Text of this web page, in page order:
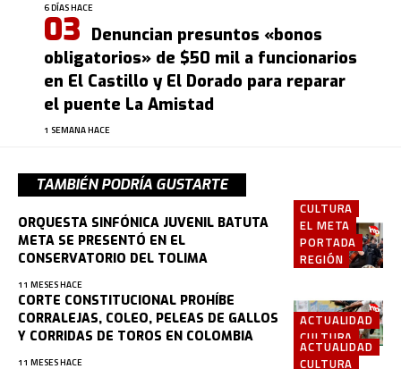
6 DÍAS HACE
Denuncian presuntos «bonos
obligatorios» de $50 mil a funcionarios
en El Castillo y El Dorado para reparar
el puente La Amistad
1 SEMANA HACE
TAMBIÉN PODRÍA GUSTARTE
CULTURA
EL META
PORTADA
REGIÓN
ORQUESTA SINFÓNICA JUVENIL BATUTA
META SE PRESENTÓ EN EL
CONSERVATORIO DEL TOLIMA
11 MESES HACE
ACTUALIDAD
CULTURA
CORTE CONSTITUCIONAL PROHÍBE
CORRALEJAS, COLEO, PELEAS DE GALLOS
Y CORRIDAS DE TOROS EN COLOMBIA
11 MESES HACE
ACTUALIDAD
CULTURA